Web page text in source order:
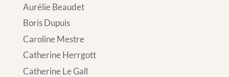
Aurélie Beaudet
Boris Dupuis
Caroline Mestre
Catherine Herrgott
Catherine Le Gall